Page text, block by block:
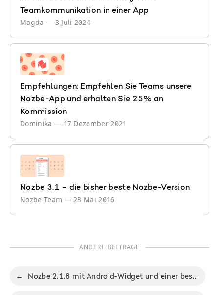
Teamkommunikation in einer App
Magda — 3 Juli 2024
Empfehlungen: Empfehlen Sie Teams unsere
Nozbe-App und erhalten Sie 25% an
Kommission
Dominika — 17 Dezember 2021
Nozbe 3.1 – die bisher beste Nozbe-Version
Nozbe Team —23 Mai 2016
ANDERE BEITRÄGE
← Nozbe 2.1.8 mit Android-Widget und einer besseren Apple Watch-App